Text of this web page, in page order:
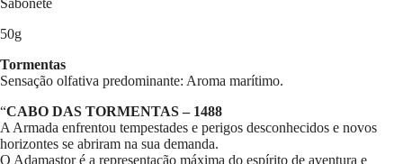
Sabonete
50g
Tormentas
Sensação olfativa predominante: Aroma marítimo.
“CABO DAS TORMENTAS – 1488
A Armada enfrentou tempestades e perigos desconhecidos e novos
horizontes se abriram na sua demanda.
O Adamastor é a representação máxima do espírito de aventura e